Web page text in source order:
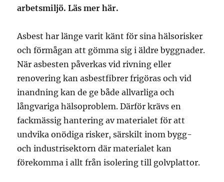
arbetsmiljö. Läs mer här.
Asbest har länge varit känt för sina hälsorisker
och förmågan att gömma sig i äldre byggnader.
När asbesten påverkas vid rivning eller
renovering kan asbestfibrer frigöras och vid
inandning kan de ge både allvarliga och
långvariga hälsoproblem. Därför krävs en
fackmässig hantering av materialet för att
undvika onödiga risker, särskilt inom bygg-
och industrisektorn där materialet kan
förekomma i allt från isolering till golvplattor.